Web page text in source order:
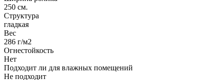
250 см.
Структура
гладкая
Вес
286 г/м2
Огнестойкость
Нет
Подходит ли для влажных помещений
Не подходит